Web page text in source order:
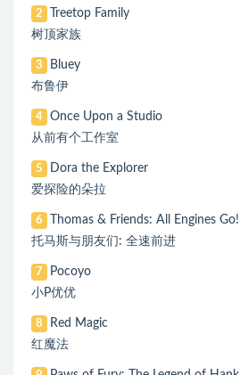
2
Treetop Family
树顶家族
3
Bluey
布鲁伊
4
Once Upon a Studio
从前有个工作室
5
Dora the Explorer
爱探险的朵拉
6
Thomas & Friends: All Engines Go!
托马斯与朋友们: 全速前进
7
Pocoyo
小P优优
8
Red Magic
红魔法